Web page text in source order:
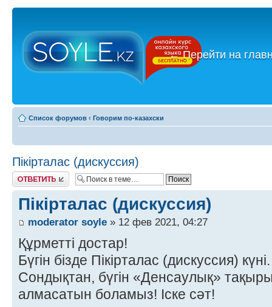
←Перейти на
Список форумов ‹ Говорим по-казахски
Пікірталас (дискуссия)
Ответить
Пікірталас (дискуссия)
moderator soyle » 12 фев 2021, 04:27
Құрметті достар!
Бүгін бізде Пікірталас (дискуссия) күні.
Сондықтан, бүгін «Денсаулық»
алмасатын боламыз! Іске сәт!